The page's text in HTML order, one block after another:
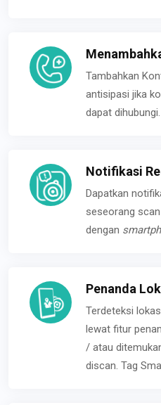
Tambahkan
antisipasi jika
dapat dihubungi.
Notifikasi
Dapatkan
seseorang
dengan
Penanda
Terdeteksi
lewat fitur
/ atau
discan. Tag